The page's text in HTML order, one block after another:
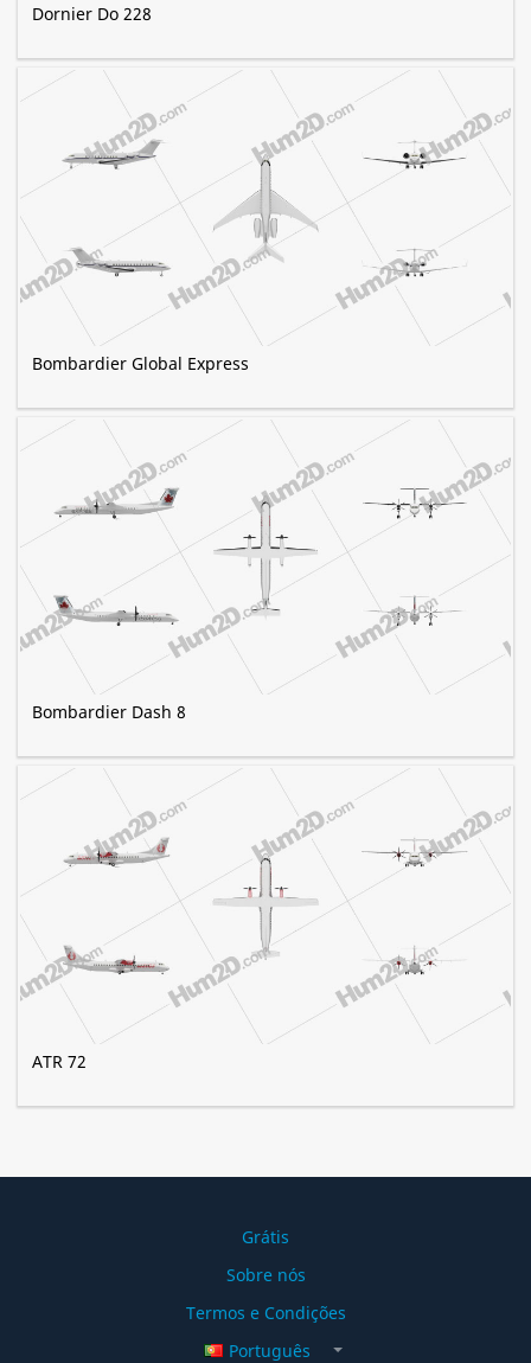
Dornier Do 228
Bombardier Global Express
Bombardier Dash 8
ATR 72
Grátis
Sobre nós
Termos e Condições
Português